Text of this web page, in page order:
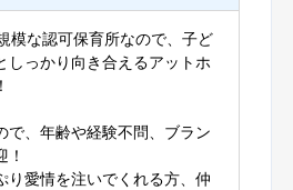
模な認可保育所なので、子ど
しっかり向き合えるアットホ
で、年齢や経験不問、ブラン
！
り愛情を注いでくれる方、仲